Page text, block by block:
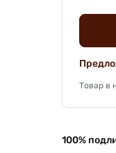
Товар в
100%